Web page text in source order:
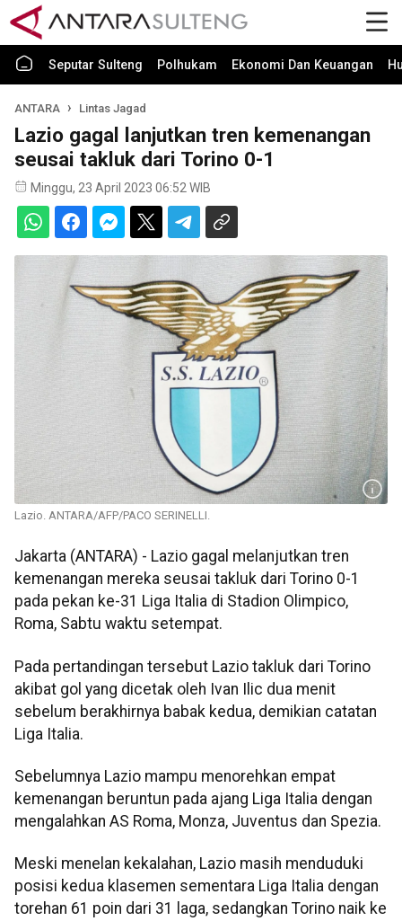
Seputar Sulteng Polhukam Ekonomi Dan Keuangan
ANTARA Lintas Jagad
Lazio gagal lanjutkan tren kemenangan
seusai takluk dari Torino 0-1
Minggu, 23 April 2023 06:52 WIB
Lazio. ANTARA/AFP/PACO SERINELLI.
Jakarta (ANTARA) - Lazio gagal melanjutkan tren
kemenangan mereka seusai takluk dari Torino 0-1
pada pekan ke-31 Liga Italia di Stadion Olimpico,
Roma, Sabtu waktu setempat.
Pada pertandingan tersebut Lazio takluk dari Torino
akibat gol yang dicetak oleh Ivan Ilic dua menit
sebelum berakhirnya babak kedua, demikian catatan
Liga Italia.
Sebelumnya Lazio mampu menorehkan empat
kemenangan beruntun pada ajang Liga Italia dengan
mengalahkan AS Roma, Monza, Juventus dan Spezia.
Meski menelan kekalahan, Lazio masih menduduki
posisi kedua klasemen sementara Liga Italia dengan
torehan 61 poin dari 31 laga, sedangkan Torino naik ke